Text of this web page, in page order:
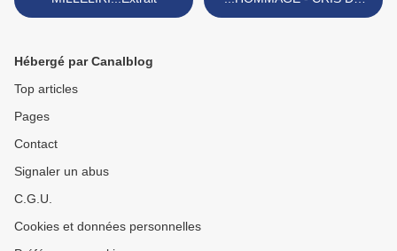
MAROC...Extraits >
Hébergé par Canalblog
Top articles
Pages
Contact
Signaler un abus
C.G.U.
Cookies et données personnelles